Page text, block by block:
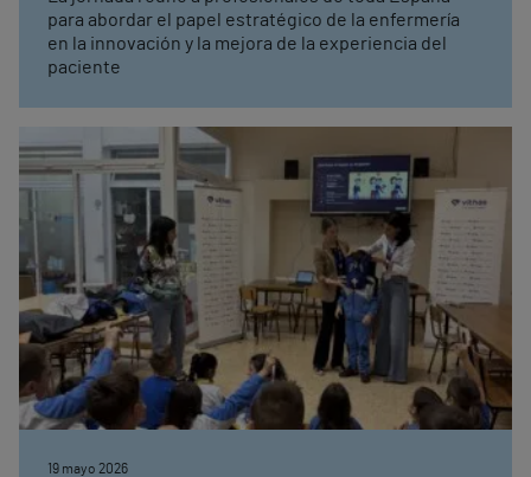
para abordar el papel estratégico de la enfermería
en la innovación y la mejora de la experiencia del
paciente
19 mayo 2026